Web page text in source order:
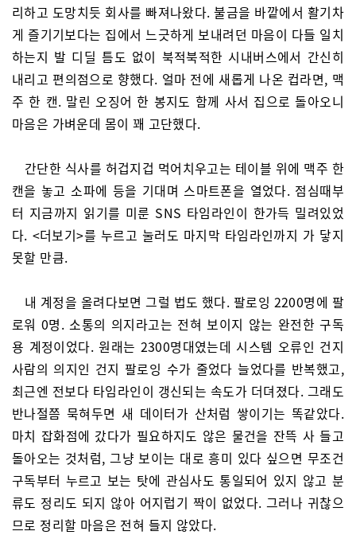
리하고 도망치듯 회사를 빠져나왔다. 불금을 바깥에서 활기차
게 즐기기보다는 집에서 느긋하게 보내려던 마음이 다들 일치
하는지 발 디딜 틈도 없이 북적북적한 시내버스에서 간신히
내리고 편의점으로 향했다. 얼마 전에 새롭게 나온 컵라면, 맥
주 한 캔. 말린 오징어 한 봉지도 함께 사서 집으로 돌아오니
마음은 가벼운데 몸이 꽤 고단했다.
간단한 식사를 허겁지겁 먹어치우고는 테이블 위에 맥주 한
캔을 놓고 소파에 등을 기대며 스마트폰을 열었다. 점심때부
터 지금까지 읽기를 미룬 SNS 타임라인이 한가득 밀려있었
다. <더보기>를 누르고 눌러도 마지막 타임라인까지 가 닿지
못할 만큼.
내 계정을 올려다보면 그럴 법도 했다. 팔로잉 2200명에 팔
로워 0명. 소통의 의지라고는 전혀 보이지 않는 완전한 구독
용 계정이었다. 원래는 2300명대였는데 시스템 오류인 건지
사람의 의지인 건지 팔로잉 수가 줄었다 늘었다를 반복했고,
최근엔 전보다 타임라인이 갱신되는 속도가 더뎌졌다. 그래도
반나절쯤 묵혀두면 새 데이터가 산처럼 쌓이기는 똑같았다.
마치 잡화점에 갔다가 필요하지도 않은 물건을 잔뜩 사 들고
돌아오는 것처럼, 그냥 보이는 대로 흥미 있다 싶으면 무조건
구독부터 누르고 보는 탓에 관심사도 통일되어 있지 않고 분
류도 정리도 되지 않아 어지럽기 짝이 없었다. 그러나 귀찮으
므로 정리할 마음은 전혀 들지 않았다.